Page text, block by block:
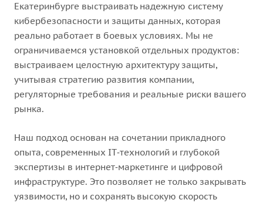
Екатеринбурге выстраивать надежную систему
кибербезопасности и защиты данных, которая
реально работает в боевых условиях. Мы не
ограничиваемся установкой отдельных продуктов:
выстраиваем целостную архитектуру защиты,
учитывая стратегию развития компании,
регуляторные требования и реальные риски вашего
рынка.
Наш подход основан на сочетании прикладного
опыта, современных IT‑технологий и глубокой
экспертизы в интернет‑маркетинге и цифровой
инфраструктуре. Это позволяет не только закрывать
уязвимости, но и сохранять высокую скорость